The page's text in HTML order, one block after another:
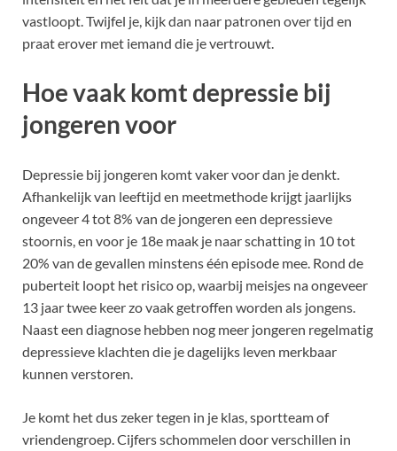
vastloopt. Twijfel je, kijk dan naar patronen over tijd en
praat erover met iemand die je vertrouwt.
Hoe vaak komt depressie bij
jongeren voor
Depressie bij jongeren komt vaker voor dan je denkt.
Afhankelijk van leeftijd en meetmethode krijgt jaarlijks
ongeveer 4 tot 8% van de jongeren een depressieve
stoornis, en voor je 18e maak je naar schatting in 10 tot
20% van de gevallen minstens één episode mee. Rond de
puberteit loopt het risico op, waarbij meisjes na ongeveer
13 jaar twee keer zo vaak getroffen worden als jongens.
Naast een diagnose hebben nog meer jongeren regelmatig
depressieve klachten die je dagelijks leven merkbaar
kunnen verstoren.
Je komt het dus zeker tegen in je klas, sportteam of
vriendengroep. Cijfers schommelen door verschillen in